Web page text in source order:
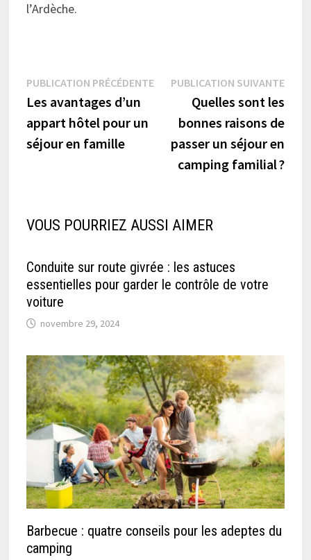
l’Ardèche.
Navigation
de
l’article
PUBLICATION PRÉCÉDENTEPublication
précédente :
Les avantages d’un
appart hôtel pour un
séjour en famille
PUBLICATION SUIVANTE
Quelles sont les
bonnes raisons de
passer un séjour en
camping familial ?
VOUS POURRIEZ AUSSI AIMER
Conduite sur route givrée : les astuces
essentielles pour garder le contrôle de votre
voiture
novembre 29, 2024
Barbecue : quatre conseils pour les adeptes du
camping